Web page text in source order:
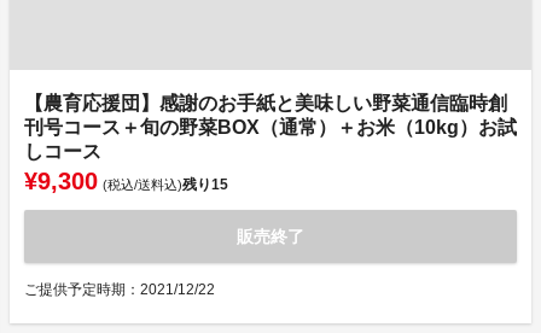
【農育応援団】感謝のお手紙と美味しい野菜通信臨時創
刊号コース＋旬の野菜BOX（通常）＋お米（10kg）お試
しコース
¥9,300 (税込/送料込)残り15
販売終了
ご提供予定時期：2021/12/22